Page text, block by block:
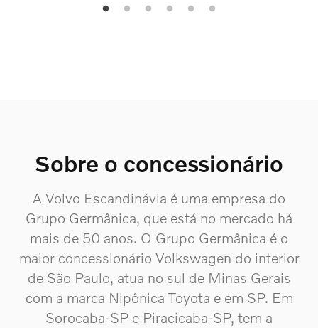
Sobre o concessionário
A Volvo Escandinávia é uma empresa do
Grupo Germânica, que está no mercado há
mais de 50 anos. O Grupo Germânica é o
maior concessionário Volkswagen do interior
de São Paulo, atua no sul de Minas Gerais
com a marca Nipônica Toyota e em SP. Em
Sorocaba-SP e Piracicaba-SP, tem a